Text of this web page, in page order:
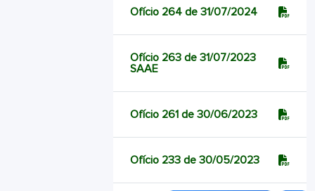
Ofício 264 de 31/07/2024
Ofício 263 de 31/07/2023
SAAE
Ofício 261 de 30/06/2023
Ofício 233 de 30/05/2023